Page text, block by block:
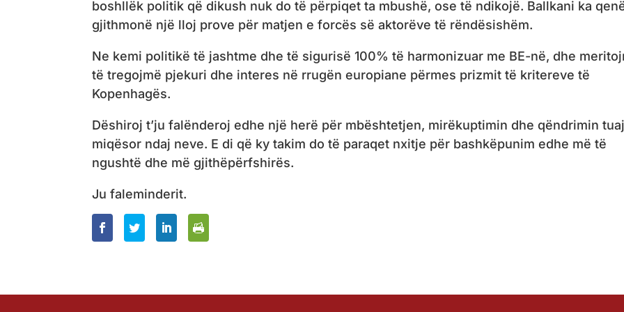
boshllëk politik që dikush nuk do të përpiqet ta mbushë, ose të ndikojë. Ballkani ka
gjithmonë një lloj prove për matjen e forcës së aktorëve të rëndësishëm.
Ne kemi politikë të jashtme dhe të sigurisë 100% të harmonizuar me BE-në, dhe
të tregojmë pjekuri dhe interes në rrugën europiane përmes prizmit të kritereve të
Kopenhagës.
Dëshiroj t’ju falënderoj edhe një herë për mbështetjen, mirëkuptimin dhe qëndrimin tuaj
miqësor ndaj neve. E di që ky takim do të paraqet nxitje për bashkëpunim edhe më të
ngushtë dhe më gjithëpërfshirës.
Ju faleminderit.